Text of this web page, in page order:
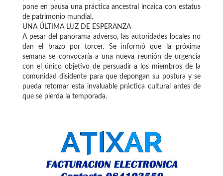
pone en pausa una práctica ancestral incaica con estatus
de patrimonio mundial.
UNA ÚLTIMA LUZ DE ESPERANZA
A pesar del panorama adverso, las autoridades locales no
dan el brazo por torcer. Se informó que la próxima
semana se convocaría a una nueva reunión de urgencia
con el único objetivo de persuadir a los miembros de la
comunidad disidente para que depongan su postura y se
pueda retomar esta invaluable práctica cultural antes de
que se pierda la temporada.